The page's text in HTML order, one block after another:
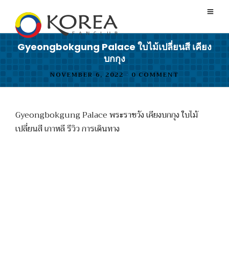
Gyeongbokgung Palace ใบไม้เปลี่ยนสี เคียง
บกกุง
NOVEMBER 6, 2022 • 0 COMMENT
Gyeongbokgung Palace พระราชวัง เคียงบกกุง ใบไม้
เปลี่ยนสี เกาหลี รีวิว การเดินทาง